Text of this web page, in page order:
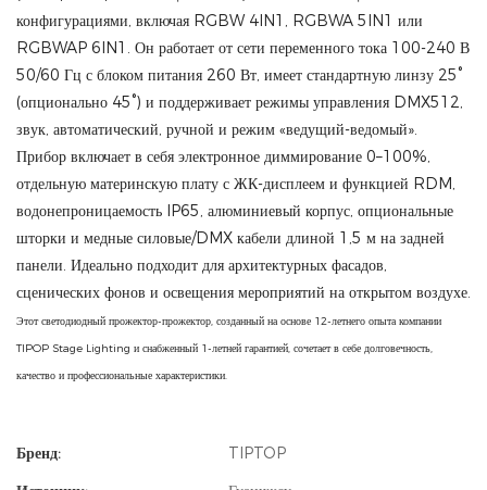
конфигурациями, включая RGBW 4IN1, RGBWA 5IN1 или
RGBWAP 6IN1. Он работает от сети переменного тока 100-240 В
50/60 Гц с блоком питания 260 Вт, имеет стандартную линзу 25°
(опционально 45°) и поддерживает режимы управления DMX512,
звук, автоматический, ручной и режим «ведущий-ведомый».
Прибор включает в себя электронное диммирование 0–100%,
отдельную материнскую плату с ЖК-дисплеем и функцией RDM,
водонепроницаемость IP65, алюминиевый корпус, опциональные
шторки и медные силовые/DMX кабели длиной 1,5 м на задней
панели. Идеально подходит для архитектурных фасадов,
сценических фонов и освещения мероприятий на открытом воздухе.
Этот светодиодный прожектор-прожектор, созданный на основе 12-летнего опыта компании
TIPOP Stage Lighting и снабженный 1-летней гарантией, сочетает в себе долговечность,
качество и профессиональные характеристики.
Бренд:
TIPTOP